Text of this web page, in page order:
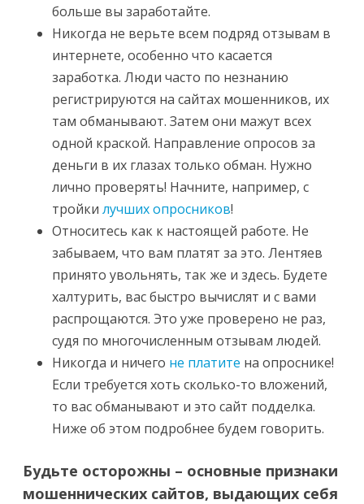
больше вы заработайте.
Никогда не верьте всем подряд отзывам в
интернете, особенно что касается
заработка. Люди часто по незнанию
регистрируются на сайтах мошенников, их
там обманывают. Затем они мажут всех
одной краской. Направление опросов за
деньги в их глазах только обман. Нужно
лично проверять! Начните, например, с
тройки лучших опросников!
Относитесь как к настоящей работе. Не
забываем, что вам платят за это. Лентяев
принято увольнять, так же и здесь. Будете
халтурить, вас быстро вычислят и с вами
распрощаются. Это уже проверено не раз,
судя по многочисленным отзывам людей.
Никогда и ничего не платите на опроснике!
Если требуется хоть сколько-то вложений,
то вас обманывают и это сайт подделка.
Ниже об этом подробнее будем говорить.
Будьте осторожны – основные признаки
мошеннических сайтов, выдающих себя